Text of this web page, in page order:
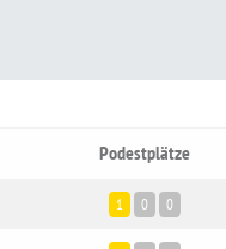
Podestplätze
1 0 0